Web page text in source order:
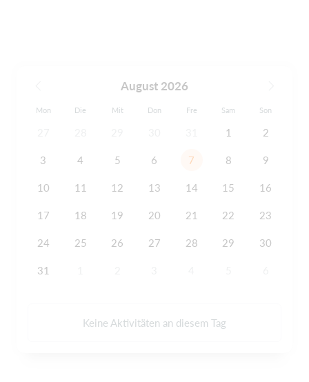
August 2026
Mon Die Mit Don Fre Sam Son
1 2
3 4 5 6 7 8 9
10 11 12 13 14 15 16
17 18 19 20 21 22 23
24 25 26 27 28 29 30
31
Keine Aktivitäten an diesem Tag